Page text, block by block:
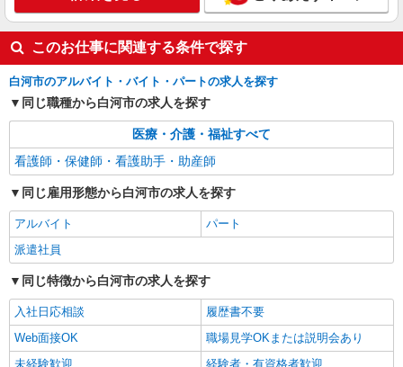
このお仕事に関連する条件で探す
白河市のアルバイト・バイト・パートの求人を探す
同じ職種から白河市の求人を探す
医療・介護・福祉すべて
看護師・保健師・看護助手・助産師
同じ雇用形態から白河市の求人を探す
アルバイト
パート
派遣社員
同じ特徴から白河市の求人を探す
入社日応相談
履歴書不要
Web面接OK
職場見学OKまたは説明会あり
未経験歓迎
経験者・有資格者歓迎